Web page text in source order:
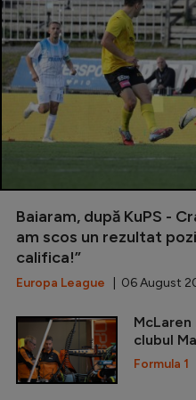
Baiaram, după KuPS -
am scos un rezultat
califica!”
Europa League | 06 August
clubul
Formula 1